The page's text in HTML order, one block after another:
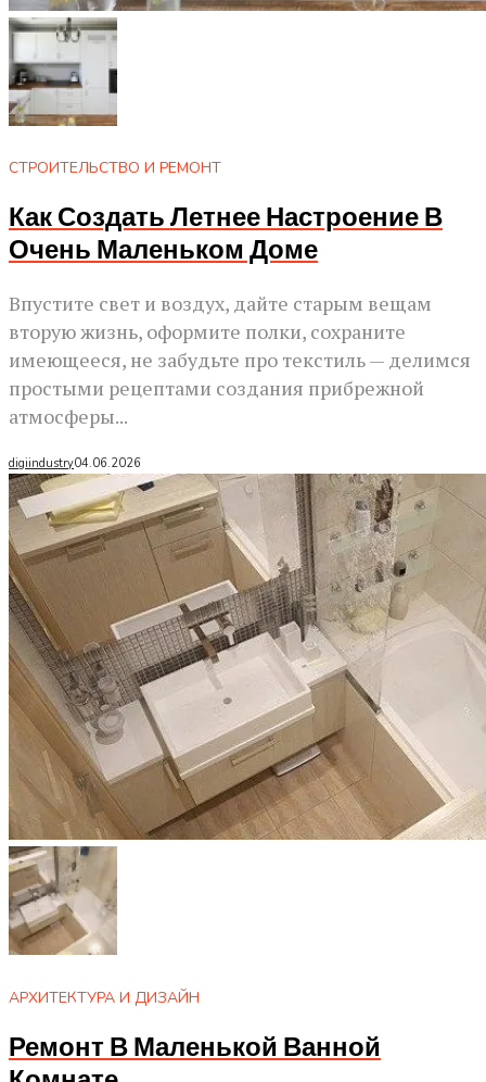
СТРОИТЕЛЬСТВО И РЕМОНТ
Как Создать Летнее Настроение В
Очень Маленьком Доме
Впустите свет и воздух, дайте старым вещам
вторую жизнь, оформите полки, сохраните
имеющееся, не забудьте про текстиль — делимся
простыми рецептами создания прибрежной
атмосферы...
digiindustry04.06.2026
АРХИТЕКТУРА И ДИЗАЙН
Ремонт В Маленькой Ванной